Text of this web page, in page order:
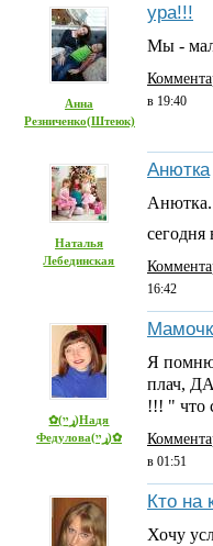
Анна
Резниченко(Штеюк)
ура!!!
Мы -
в 19:40
Наталья
Лебединская
Анютка
16:42
✿(ړײ)Надя
Федулова(ړײ)✿
Я помню
плач,
!!! "
в 01:51
Кто на
Хочу